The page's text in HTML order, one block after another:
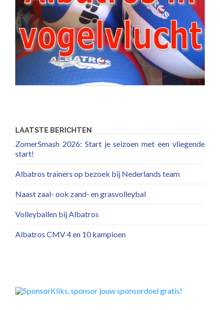
LAATSTE BERICHTEN
ZomerSmash 2026: Start je seizoen met een vliegende
start!
Albatros trainers op bezoek bij Nederlands team
Naast zaal- ook zand- en grasvolleybal
Volleyballen bij Albatros
Albatros CMV 4 en 10 kampioen